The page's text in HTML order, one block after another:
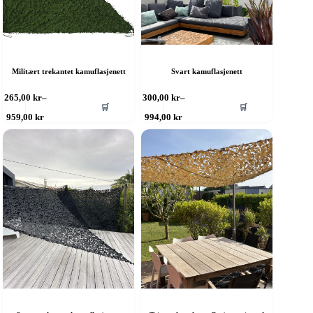
Militært trekantet kamuflasjenett
265,00 kr–
959,00kr
Prisområde:
265,00 kr
🛒
Svart kamuflasjenett
300,00 kr–
994,00kr
Prisområde:
300,00 kr
🛒
Dette
flere
Alternativene
kan
velges
på
produktsiden